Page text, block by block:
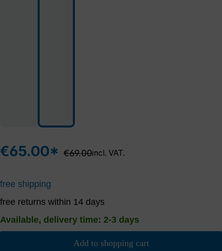
€65.00* Regular price:
€69.00incl. VAT.
free shipping
free returns within 14 days
Available, delivery time: 2-3 days
Add to shopping cart